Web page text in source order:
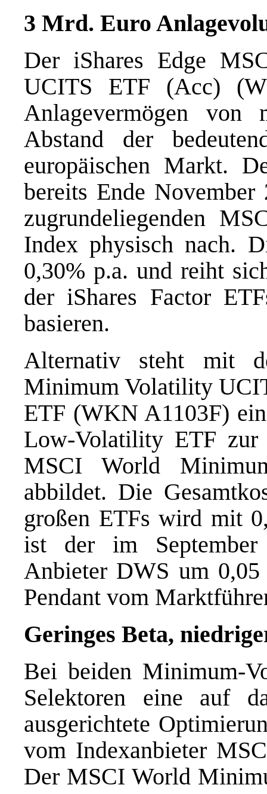
3 Mrd. Euro
Der iShares Edge
UCITS ETF (Acc)
Anlagevermögen
Abstand der
europäischen Markt.
bereits Ende
zugrundeliegenden
Index physisch nach.
0,30% p.a. und reiht
der iShares Factor
basieren.
Alternativ steht mit
Minimum Volatility
ETF (WKN A1103F)
Low-Volatility ETF zur
MSCI World
abbildet. Die
großen ETFs wird mit
ist der im
Anbieter DWS um 0,05
Pendant vom
Geringes Beta,
Bei beiden Minimum-
Selektoren eine auf
ausgerichtete
vom Indexanbieter
Der MSCI World